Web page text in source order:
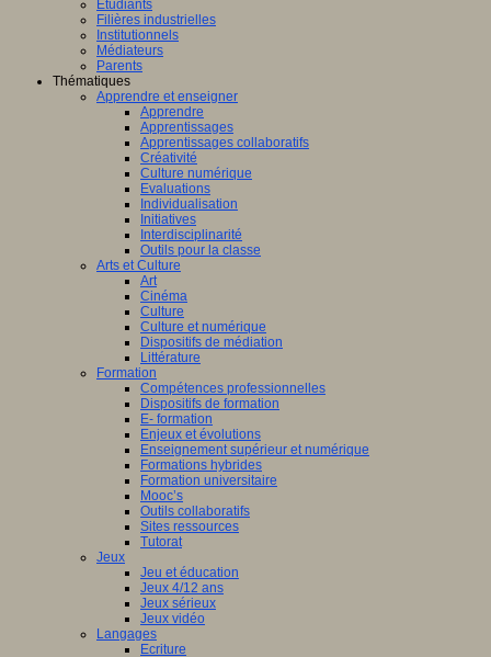
Etudiants
Filières industrielles
Institutionnels
Médiateurs
Parents
Thématiques
Apprendre et enseigner
Apprendre
Apprentissages
Apprentissages collaboratifs
Créativité
Culture numérique
Evaluations
Individualisation
Initiatives
Interdisciplinarité
Outils pour la classe
Arts et Culture
Art
Cinéma
Culture
Culture et numérique
Dispositifs de médiation
Littérature
Formation
Compétences professionnelles
Dispositifs de formation
E- formation
Enjeux et évolutions
Enseignement supérieur et numérique
Formations hybrides
Formation universitaire
Mooc’s
Outils collaboratifs
Sites ressources
Tutorat
Jeux
Jeu et éducation
Jeux 4/12 ans
Jeux sérieux
Jeux vidéo
Langages
Ecriture